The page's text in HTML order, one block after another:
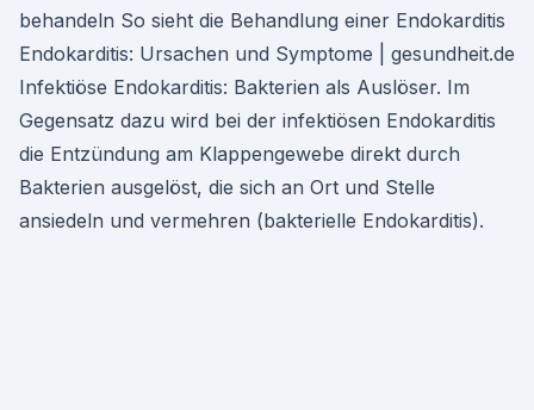
behandeln So sieht die Behandlung einer Endokarditis
Endokarditis: Ursachen und Symptome | gesundheit.de
Infektiöse Endokarditis: Bakterien als Auslöser. Im
Gegensatz dazu wird bei der infektiösen Endokarditis
die Entzündung am Klappengewebe direkt durch
Bakterien ausgelöst, die sich an Ort und Stelle
ansiedeln und vermehren (bakterielle Endokarditis).